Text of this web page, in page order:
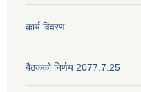
कार्य विवरण
बैठकको निर्णय 2077.7.25